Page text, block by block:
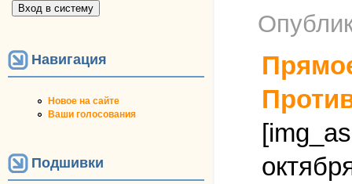
Навигация
Новое на сайте
Ваши голосования
Подшивки